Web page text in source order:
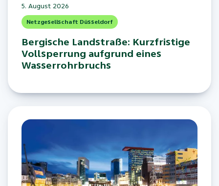
5. August 2026
Netzgesellschaft Düsseldorf
Bergische Landstraße: Kurzfristige
Vollsperrung aufgrund eines
Wasserrohrbruchs